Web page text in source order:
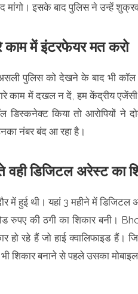
इसके बाद पुलिस ने उन्हें
काम में इंटरफेयर मत करो
पुलिस को देखने के बाद भी
काम में दखल न दें, हम केंद्रीय
किया तो आरोपियों ने
नंबर बंद आ रहा है।
डिजिटल अरेस्ट का
में हुई थी। यहां 3 महीने में
रुपए की ठगी का शिकार बनी।
हो रहे हैं जो हाई क्वालिफाइड
शिकार बनाने से पहले उसका